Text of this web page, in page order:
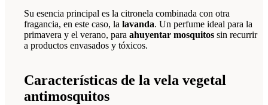
Su esencia principal es la citronela combinada con otra
fragancia, en este caso, la lavanda. Un perfume ideal para la
primavera y el verano, para ahuyentar mosquitos sin recurrir
a productos envasados y tóxicos.
Características de la vela vegetal
antimosquitos